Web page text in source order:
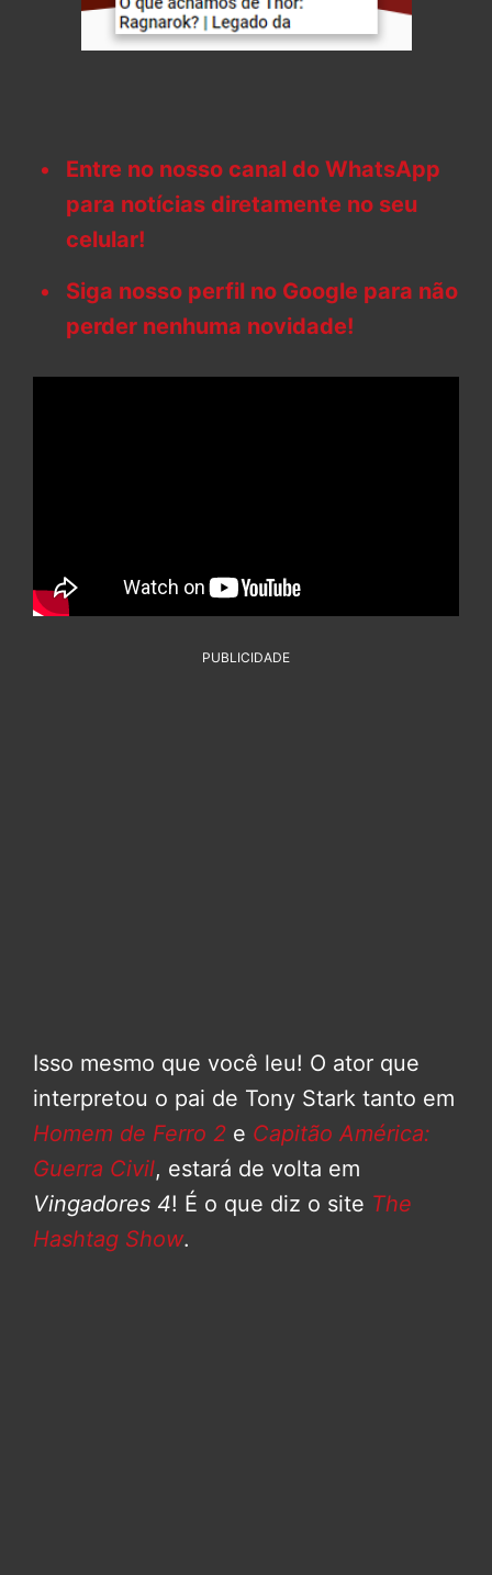
Entre no nosso canal do WhatsApp
para notícias diretamente no seu
celular!
Siga nosso perfil no Google para não
perder nenhuma novidade!
PUBLICIDADE
Isso mesmo que você leu! O ator que
interpretou o pai de Tony Stark tanto em
Homem de Ferro 2 e Capitão América:
Guerra Civil, estará de volta em
Vingadores 4! É o que diz o site The
Hashtag Show.